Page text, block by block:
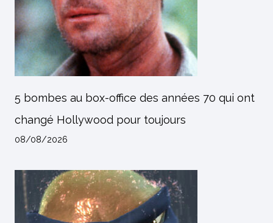
5 bombes au box-office des années 70 qui ont
changé Hollywood pour toujours
08/08/2026